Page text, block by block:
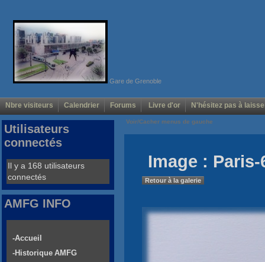
Gare de Grenoble
Nbre visiteurs Calendrier Forums Livre d'or N'hésitez pas à
Voir/Cacher menus de gauche
Image :
Retour à la galerie
Utilisateurs
connectés
Il y a 168 utilisateurs
connectés
AMFG INFO
-Accueil
-Historique AMFG